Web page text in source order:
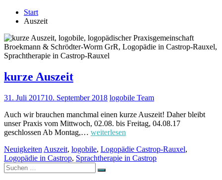
Start
Auszeit
kurze Auszeit
31. Juli 201710. September 2018 logobile Team
Auch wir brauchen manchmal einen kurze Auszeit! Daher bleibt
unser Praxis vom Mittwoch, 02.08. bis Freitag, 04.08.17
geschlossen Ab Montag,… weiterlesen
Neuigkeiten Auszeit, logobile, Logopädie Castrop-Rauxel,
Logopädie in Castrop, Sprachtherapie in Castrop
Suchen
nach:
Suchen